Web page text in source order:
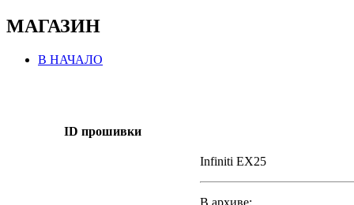
МАГАЗИН
В НАЧАЛО
ID прошивки
Infiniti EX25
В архиве: